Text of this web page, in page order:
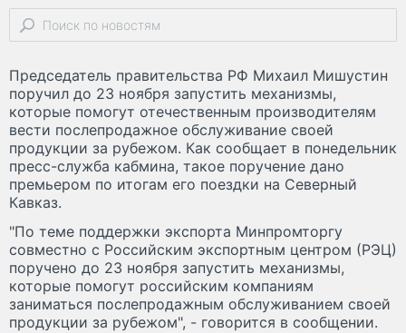
Председатель правительства РФ Михаил Мишустин
поручил до 23 ноября запустить механизмы,
которые помогут отечественным производителям
вести послепродажное обслуживание своей
продукции за рубежом. Как сообщает в понедельник
пресс-служба кабмина, такое поручение дано
премьером по итогам его поездки на Северный
Кавказ.
"По теме поддержки экспорта Минпромторгу
совместно с Российским экспортным центром (РЭЦ)
поручено до 23 ноября запустить механизмы,
которые помогут российским компаниям
заниматься послепродажным обслуживанием своей
продукции за рубежом", - говорится в сообщении.